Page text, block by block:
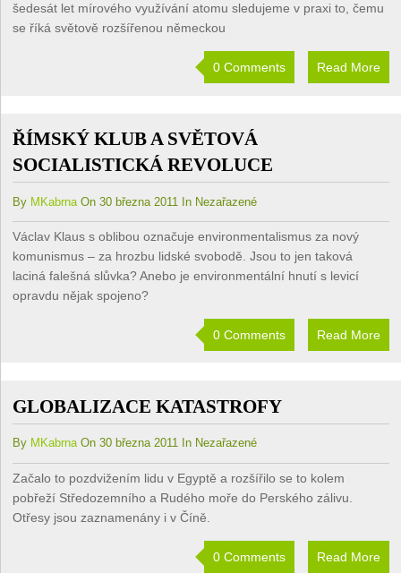
šedesát let mírového využívání atomu sledujeme v praxi to, čemu
se říká světově rozšířenou německou
0 Comments Read More
ŘÍMSKÝ KLUB A SVĚTOVÁ
SOCIALISTICKÁ REVOLUCE
By MKabrna On 30 března 2011 In Nezařazené
Václav Klaus s oblibou označuje environmentalismus za nový
komunismus – za hrozbu lidské svobodě. Jsou to jen taková
laciná falešná slůvka? Anebo je environmentální hnutí s levicí
opravdu nějak spojeno?
0 Comments Read More
GLOBALIZACE KATASTROFY
By MKabrnaOn 30 března 2011 In Nezařazené
Začalo to pozdvižením lidu v Egyptě a rozšířilo se to kolem
pobřeží Středozemního a Rudého moře do Perského zálivu.
Otřesy jsou zaznamenány i v Číně.
0 Comments Read More